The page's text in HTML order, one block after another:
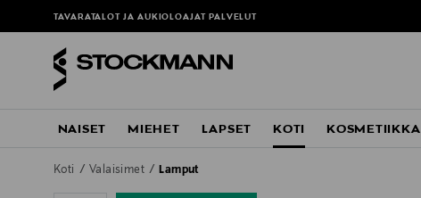
TAVARATALOT JA AUKIOLOAJAT PALVELUT
NAISET MIEHET LAPSET KOTI KOSMETIIKKA
Koti Valaisimet Lamput